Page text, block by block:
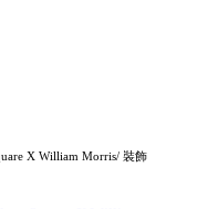
X William Morris/ 裝飾